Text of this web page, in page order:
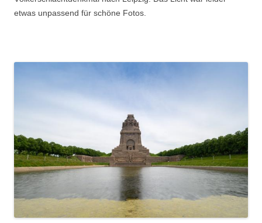
etwas unpassend für schöne Fotos.